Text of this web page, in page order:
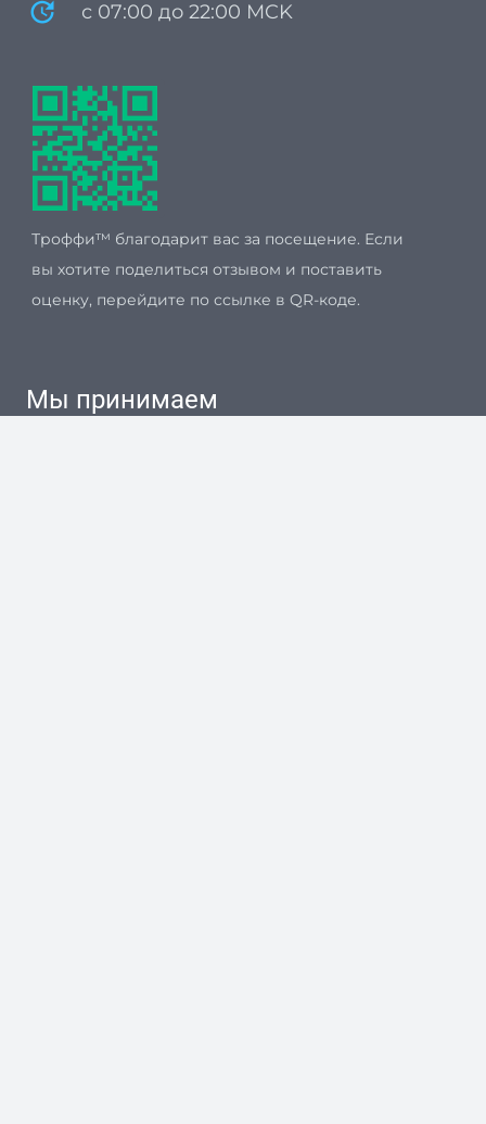
update с 07:00 до 22:00 MCK
Троффи™ благодарит вас за посещение. Если
вы хотите поделиться отзывом и поставить
оценку, перейдите по ссылке в QR-коде.
Мы принимаем